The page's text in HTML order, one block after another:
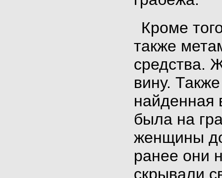
Кроме
также
средства.
вину.
найденная
была на
женщины
ранее они
скрывали